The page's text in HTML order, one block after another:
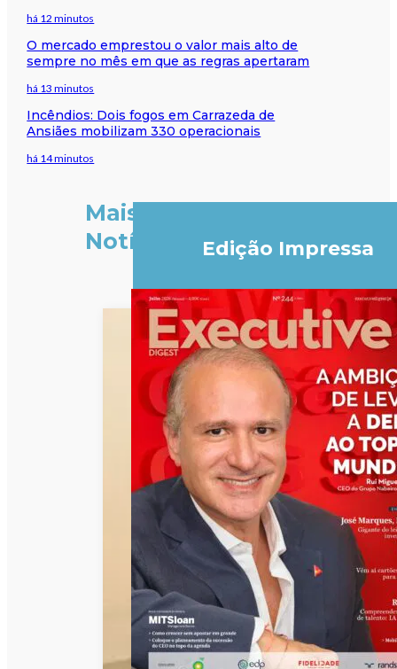
há 12 minutos
O mercado emprestou o valor mais alto de
sempre no mês em que as regras apertaram
há 13 minutos
Incêndios: Dois fogos em Carrazeda de
Ansiães mobilizam 330 operacionais
há 14 minutos
Mais
Notícias
Edição Impressa